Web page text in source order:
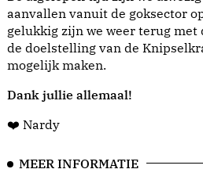
aanvallen vanuit de goksector
gelukkig zijn we weer terug
de doelstelling van de
mogelijk maken.
Dank jullie allemaal!
❤️ Nardy
MEER INFORMATIE